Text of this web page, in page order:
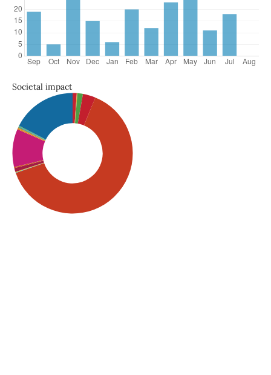
Societal impact